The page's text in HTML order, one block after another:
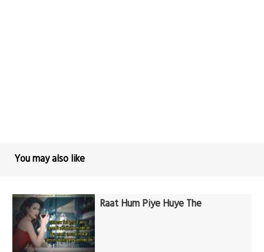
You may also like
Raat Hum Piye Huye The